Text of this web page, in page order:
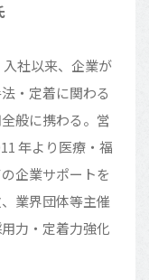
社以来、企業が
・定着に関わる
般に携わる。営
年より医療・福
企業サポートを
業界団体等主催
力・定着力強化